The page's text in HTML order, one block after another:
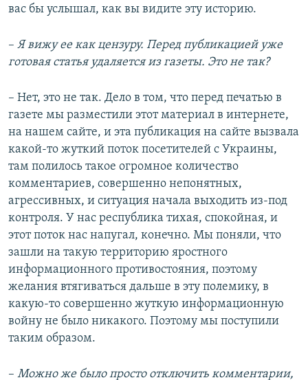
вас бы услышал, как вы видите эту историю.
–​ Я вижу ее как цензуру. Перед публикацией уже
готовая статья удаляется из газеты. Это не так?
– Нет, это не так. Дело в том, что перед печатью в
газете мы разместили этот материал в интернете,
на нашем сайте, и эта публикация на сайте вызвала
какой-то жуткий поток посетителей с Украины,
там полилось такое огромное количество
комментариев, совершенно непонятных,
агрессивных, и ситуация начала выходить из-под
контроля. У нас республика тихая, спокойная, и
этот поток нас напугал, конечно. Мы поняли, что
зашли на такую территорию яростного
информационного противостояния, поэтому
желания втягиваться дальше в эту полемику, в
какую-то совершенно жуткую информационную
войну не было никакого. Поэтому мы поступили
таким образом.
–​ Можно же было просто отключить комментарии,